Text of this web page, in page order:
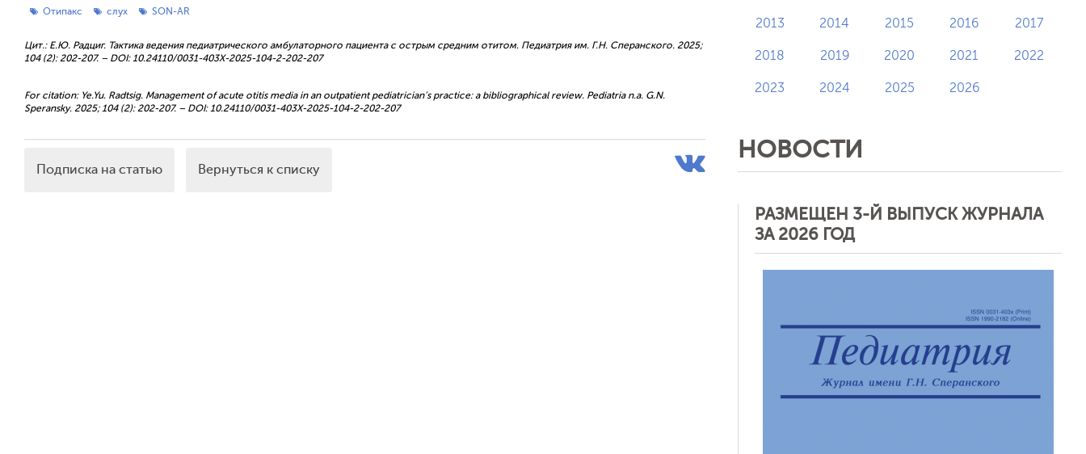
Отипакс
слух SON-AR
Цит.: Е.Ю. Радциг. Тактика ведения педиатрического амбулаторного пациента с острым средним отитом. Педиатрия им. Г.Н. Сперанского. 2025;
104 (2): 202-207. – DOI: 10.24110/0031-403X-2025-104-2-202-207
For citation: Ye.Yu. Radtsig. Management of acute otitis media in an outpatient pediatrician’s practice: a bibliographical review. Pediatria n.a. G.N.
Speransky. 2025; 104 (2): 202-207. – DOI: 10.24110/0031-403X-2025-104-2-202-207
Подписка на статью Вернуться к списку
2013 2014 2015 2016 2017
2018 2019 2020 2021 2022
2023 2024 2025 2026
НОВОСТИ
РАЗМЕЩЕН 3-Й ВЫПУСК ЖУРНАЛА
ЗА 2026 ГОД